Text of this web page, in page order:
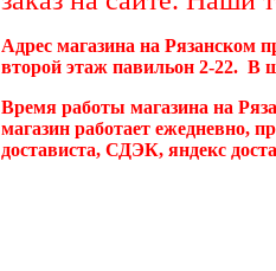
Адрес магазина на Рязанском
второй этаж павильон 2-22. В
Время работы магазина на
магазин работает ежедневно,
достависта, СДЭК, яндекс